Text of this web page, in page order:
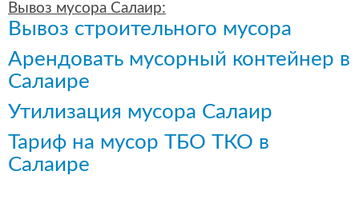
Вывоз мусора Салаир:
Вывоз строительного мусора
Арендовать мусорный контейнер в
Салаире
Утилизация мусора Салаир
Тариф на мусор ТБО ТКО в
Салаире